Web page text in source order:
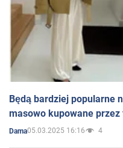
Będą bardziej popularne
masowo kupowane
Dama05.03.2025 16:16 4